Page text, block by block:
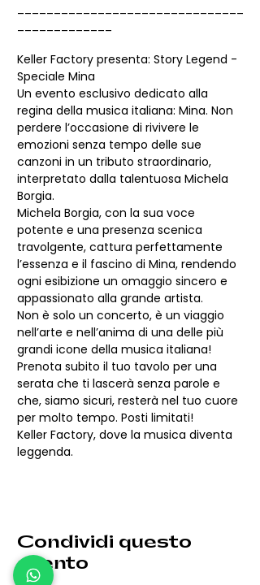
Keller Factory presenta: Story Legend -
Speciale Mina
Un evento esclusivo dedicato alla
regina della musica italiana: Mina. Non
perdere l’occasione di rivivere le
emozioni senza tempo delle sue
canzoni in un tributo straordinario,
interpretato dalla talentuosa Michela
Borgia.
Michela Borgia, con la sua voce
potente e una presenza scenica
travolgente, cattura perfettamente
l’essenza e il fascino di Mina, rendendo
ogni esibizione un omaggio sincero e
appassionato alla grande artista.
Non è solo un concerto, è un viaggio
nell’arte e nell’anima di una delle più
grandi icone della musica italiana!
Prenota subito il tuo tavolo per una
serata che ti lascerà senza parole e
che, siamo sicuri, resterà nel tuo cuore
per molto tempo. Posti limitati!
Keller Factory, dove la musica diventa
leggenda.
Condividi questo
evento